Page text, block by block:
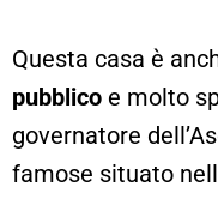
Questa casa è
pubblico e molto
governatore
famose situato